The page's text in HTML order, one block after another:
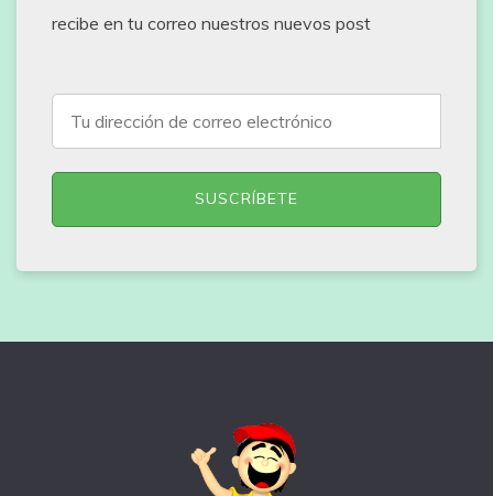
recibe en tu correo nuestros nuevos post